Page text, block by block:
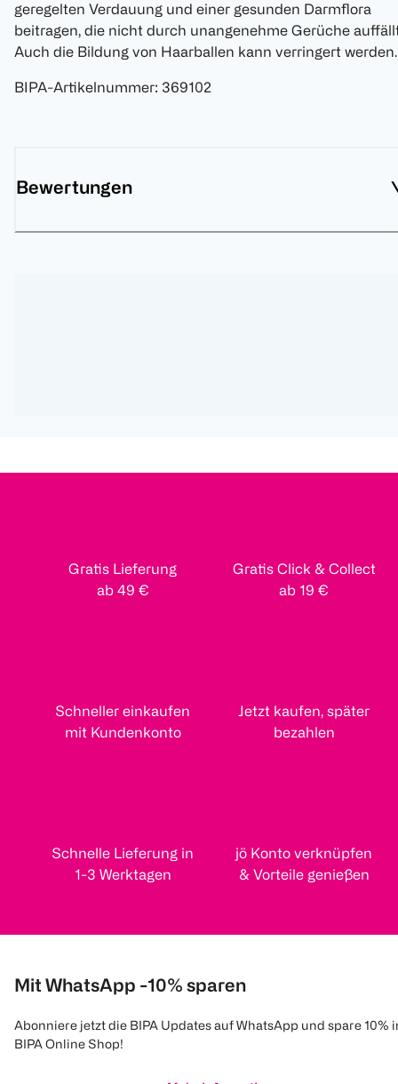
geregelten Verdauung und einer gesunden Darmflora
beitragen, die nicht durch unangenehme Gerüche
Auch die Bildung von Haarballen kann verringert werden.
BIPA-Artikelnummer: 369102
Bewertungen
Gratis Lieferung
ab 49 €
Gratis Click & Collect
ab 19 €
Schneller einkaufen
mit Kundenkonto
Jetzt kaufen, später
bezahlen
Schnelle Lieferung in
1-3 Werktagen
jö Konto verknüpfen
& Vorteile genießen
Mit WhatsApp -10% sparen
Abonniere jetzt die BIPA Updates auf WhatsApp und spare 10%
BIPA Online Shop!